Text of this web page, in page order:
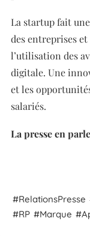
La startup fait
des entreprises
l’utilisation des
digitale. Une
et les
salariés.
La presse en
RelationsPresse
RP
Marque